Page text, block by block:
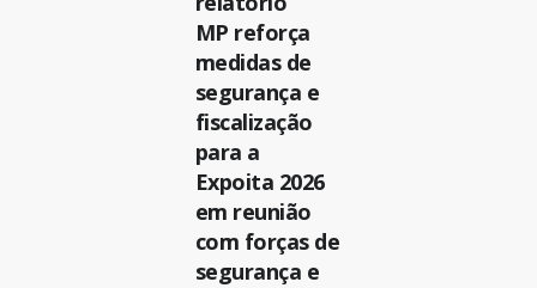
MP reforça
medidas de
segurança e
fiscalização
para a
Expoita 2026
em reunião
com forças de
segurança e